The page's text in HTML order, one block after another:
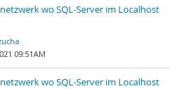
wo SQL-Server im Localhost
09:51AM
wo SQL-Server im Localhost